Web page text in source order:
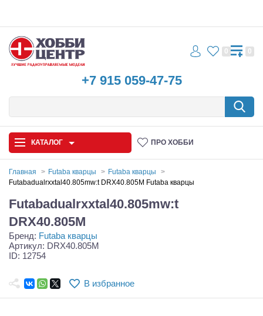
+7 915 059-47-75
0 0
КАТАЛОГ ПРО ХОББИ
Запчасти и аксессуары
Игрушки
Главная Futaba кварцы
Futaba кварцы
Futabadualrxxtal40.805mw:t DRX40.805M Futaba кварцы
Futabadualrxxtal40.805mw:t
DRX40.805M
Бренд: Futaba кварцы
Артикул: DRX40.805M
ID: 12754
В избранное